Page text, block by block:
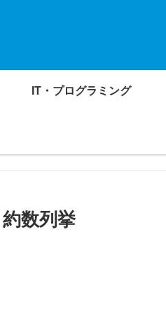
IT・プログラミング
約数列挙